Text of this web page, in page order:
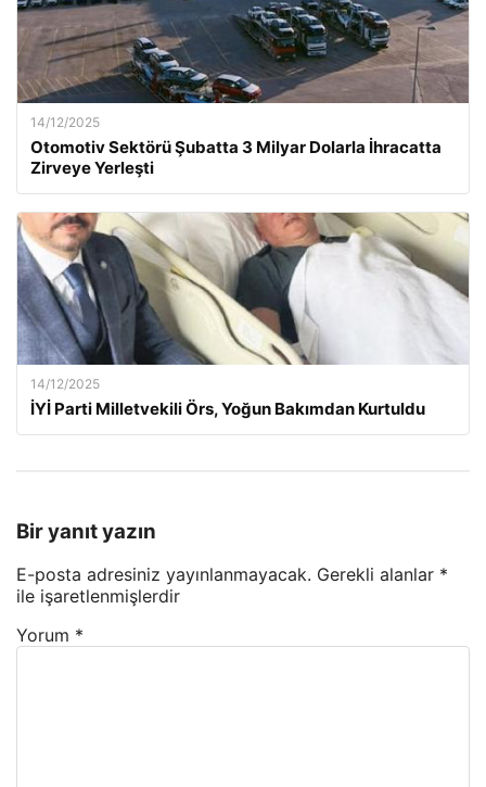
14/12/2025
Otomotiv Sektörü Şubatta 3 Milyar Dolarla İhracatta
Zirveye Yerleşti
14/12/2025
İYİ Parti Milletvekili Örs, Yoğun Bakımdan Kurtuldu
Bir yanıt yazın
E-posta adresiniz yayınlanmayacak. Gerekli alanlar *
ile işaretlenmişlerdir
Yorum *